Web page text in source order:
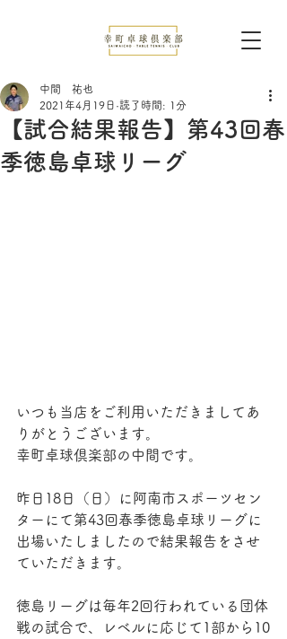
【試合結果報告】第43回春
季徳島卓球リーグ
中間 祐也
2021年4月19日 読了時間: 1分
いつも当店をご利用いただきましてあ
りがとうございます。
幸町卓球倶楽部の中間です。
昨日18日（日）に阿南市スポーツセン
ターにて第43回春季徳島卓球リーグに
出場いたしましたので結果報告をさせ
ていただきます。
徳島リーグは毎年2回行われている団体
戦の試合で、レベルに応じて1部から10